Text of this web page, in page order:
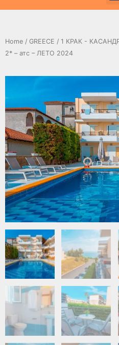
Home / GREECE / 1 КРАК -
2* – атс – ЛЕТО 2024